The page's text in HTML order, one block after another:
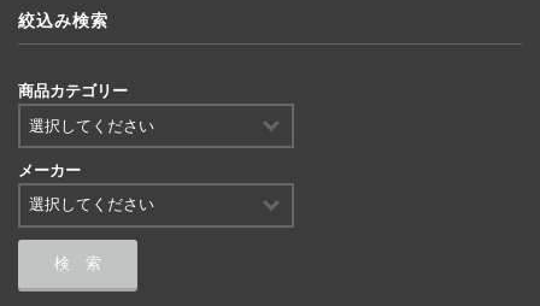
絞込み検索
商品カテゴリー
メーカー